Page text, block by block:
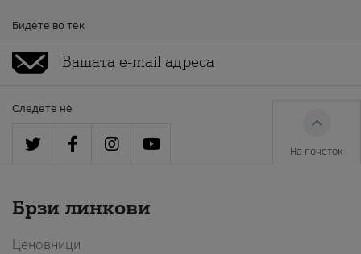
Бидете во тек
Следете нè
На почеток
Брзи линкови
Ценовници